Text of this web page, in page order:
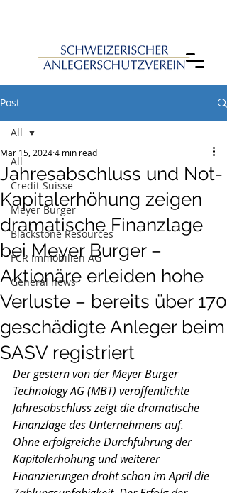
Post
All
Credit Suisse
Meyer Burger
Blackstone Resources
FCR Immobilien AG
General news
All
Jahresabschluss und Not-
Kapitalerhöhung zeigen
dramatische Finanzlage
bei Meyer Burger –
Aktionäre erleiden hohe
Verluste – bereits über 170
geschädigte Anleger beim
SASV registriert
Mar 15, 20244 min read
Der gestern von der Meyer Burger
Technology AG (MBT) veröffentlichte
Jahresabschluss zeigt die dramatische
Finanzlage des Unternehmens auf.
Ohne erfolgreiche Durchführung der
Kapitalerhöhung und weiterer
Finanzierungen droht schon im April die